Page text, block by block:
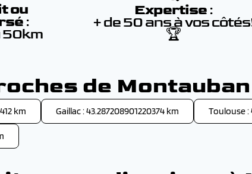
ou
:
50km
Expertise :
+ de 50 ans à vos
🏆
de Montauban
km Gaillac : 43.287208901220374 km Toulouse :